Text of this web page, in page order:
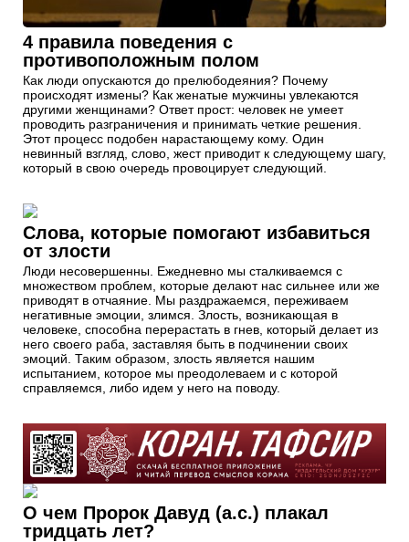
4 правила поведения с
противоположным полом
Как люди опускаются до прелюбодеяния? Почему
происходят измены? Как женатые мужчины увлекаются
другими женщинами? Ответ прост: человек не умеет
проводить разграничения и принимать четкие решения.
Этот процесс подобен нарастающему кому. Один
невинный взгляд, слово, жест приводит к следующему шагу,
который в свою очередь провоцирует следующий.
Слова, которые помогают избавиться
от злости
Люди несовершенны. Ежедневно мы сталкиваемся с
множеством проблем, которые делают нас сильнее или же
приводят в отчаяние. Мы раздражаемся, переживаем
негативные эмоции, злимся. Злость, возникающая в
человеке, способна перерастать в гнев, который делает из
него своего раба, заставляя быть в подчинении своих
эмоций. Таким образом, злость является нашим
испытанием, которое мы преодолеваем и с которой
справляемся, либо идем у него на поводу.
О чем Пророк Давуд (а.с.) плакал
тридцать лет?